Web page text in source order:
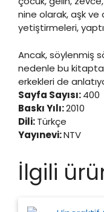
nine olarak, aşk ve
yetiştirmeleri,
Ancak, söylenmiş
nedenle bu
erkekleri de
Sayfa Sayısı:400
Baskı Yılı:2010
Dili:Türkçe
Yayınevi:NTV
İlgili